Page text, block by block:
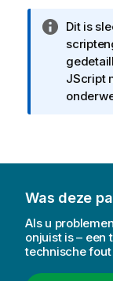
I
n
f
o
r
i
Dit is
JScript
Was deze
Als u
onjuist is – een
technische fout